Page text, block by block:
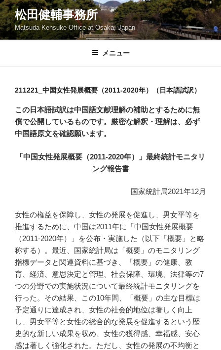
コ
ン
テ
ン
松田健輔事務所
Matsuda Kensuke Office at Osaka, Japan
メニュー
211221_中国女性発展概要（2011-2020年）（日本語試訳）
この日本語試訳は中国語文献理解の補助とするために無
償で公開しているものです。厳密な解釈・理解は、必ず
中国語原文を確認願います。
「中国女性発展概要（2011-2020年）」最終統計モニタリ
ング報告書
国家統計局2021年12月
女性の権益を保障し、女性の発展を促進し、男女平等を
推進するために、中国は2011年に「中国女性発展概要
（2011-2020年）」を公布・実施した（以下「概要」と略
称する）。最近、国家統計局は「概要」のモニタリング
指標データと関連資料に基づき、「概要」の健康、教
育、経済、意思決定と管理、社会保障、環境、法律等の7
つの分野での実施状況について最終統計モニタリングを
行った。その結果、この10年間、「概要」の主な目標は
予定通りに達成され、女性の社会的地位は著しく向上
し、男女平等と女性の総合的な発展を促進するという歴
史的な新しい成果を収め、女性の獲得感、幸福感、安心
感は著しく強化された。ただし、女性の発展の不均衡と